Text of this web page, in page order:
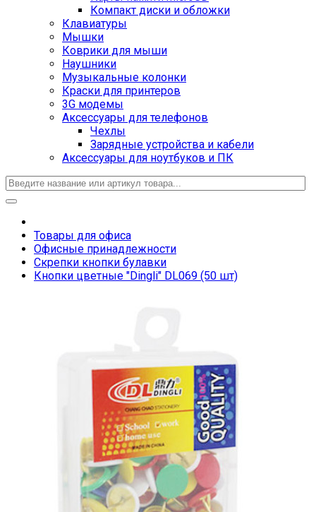
Компакт диски и обложки
Клавиатуры
Мышки
Коврики для мыши
Наушники
Музыкальные колонки
Краски для принтеров
3G модемы
Аксессуары для телефонов
Чехлы
Зарядные устройства и кабели
Аксессуары для ноутбуков и ПК
Товары для офиса
Офисные принадлежности
Скрепки кнопки булавки
Кнопки цветные "Dingli" DL069 (50 шт)